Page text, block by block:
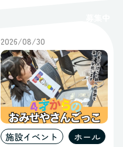
2026/08/30
施設イベント ホール